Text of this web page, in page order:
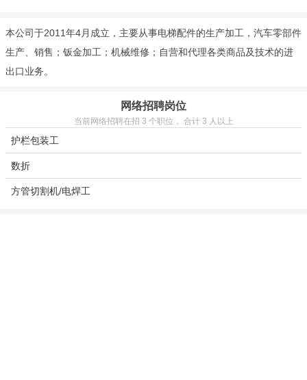
本公司于2011年4月成立，主要从事电梯配件的生产加工，汽车零部件
生产、销售；钣金加工；机械维修；自营和代理各类商品及技术的进
出口业务。
网络招聘岗位
当前网络招聘在招 3 个职位， 合计 3 人以上
护栏包装工
数折
方管切割机/电焊工